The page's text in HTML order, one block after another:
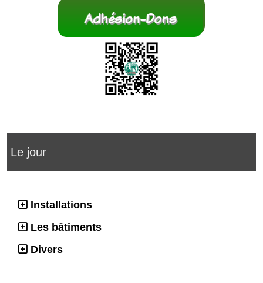
Le jour
Installations
Les bâtiments
Divers